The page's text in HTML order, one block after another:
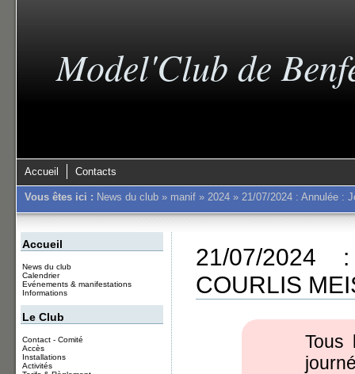
Model'Club de
Accueil Contacts
Vous êtes ici : News du club» manif» 2024» 21/07/2024 : Annulée :
21/07/2024
COURLIS
Tous
Accueil
News du club
Calendrier
Evénements & manifestations
Informations
Le Club
Contact - Comité
Accès
Installations
Activités